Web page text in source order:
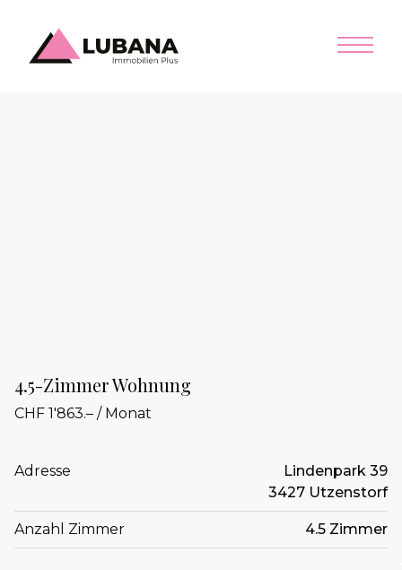
4.5-Zimmer Wohnung
CHF 1'863.– / Monat
Adresse
Lindenpark 39
3427 Utzenstorf
Anzahl Zimmer 4.5 Zimmer